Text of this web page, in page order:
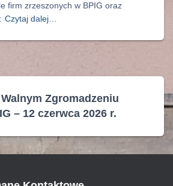
firm zrzeszonych w BPIG oraz
Czytaj dalej…
Zgromadzeniu
– 12 czerwca 2026 r.